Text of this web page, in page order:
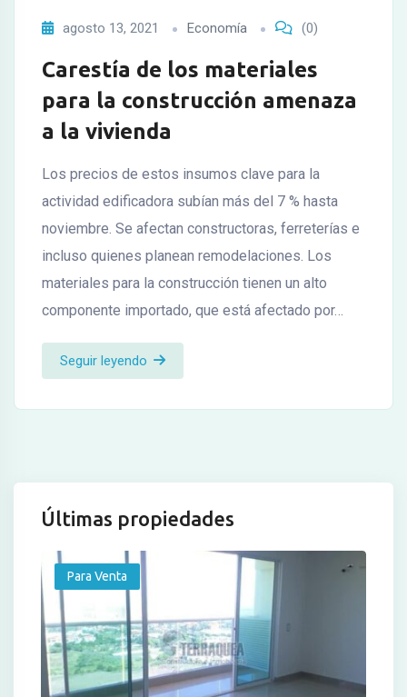
agosto 13, 2021 Economía (0)
Carestía de los materiales
para la construcción amenaza
a la vivienda
Los precios de estos insumos clave para la
actividad edificadora subían más del 7 % hasta
noviembre. Se afectan constructoras, ferreterías e
incluso quienes planean remodelaciones. Los
materiales para la construcción tienen un alto
componente importado, que está afectado por…
Seguir leyendo
Últimas propiedades
Para Venta